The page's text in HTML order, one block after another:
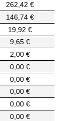
262,42 €
146,74 €
19,92 €
9,65 €
2,00 €
0,00 €
0,00 €
0,00 €
0,00 €
0,00 €